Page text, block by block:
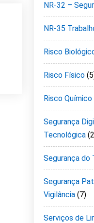
NR-32 –
NR-35
Risco
Risco Físico
Risco Químico
Segurança
Tecnológica
Segurança do
Segurança
Vigilância (7)
Serviços de